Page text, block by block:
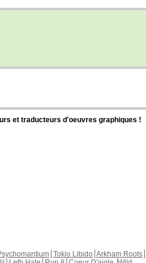
et traducteurs d'oeuvres graphiques !
Tokio Libido Arkham Roots